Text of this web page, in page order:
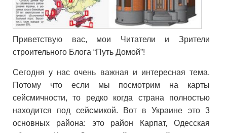
Приветствую вас, мои Читатели и Зрители
строительного Блога “Путь Домой”!
Сегодня у нас очень важная и интересная тема.
Потому что если мы посмотрим на карты
сейсмичности, то редко когда страна полностью
находится под сейсмикой. Вот в Украине это 3
основных района: это район Карпат, Одесская